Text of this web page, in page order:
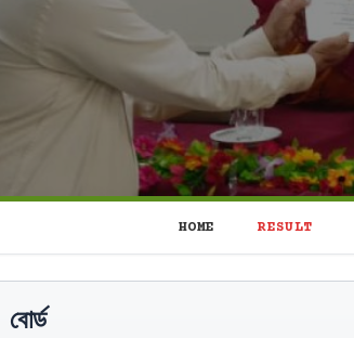
HOME RESULT
পরীক্ষা-২০২৬ এর বাঘা-১/১২৬
বিজ্ঞপ্তি।